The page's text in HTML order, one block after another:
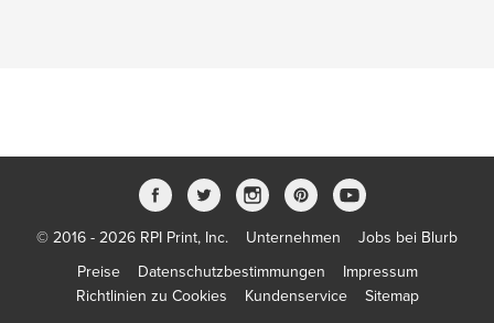
© 2016 - 2026 RPI Print, Inc. Unternehmen
Jobs bei Blurb
Preise
Datenschutzbestimmungen
Impressum
Richtlinien zu Cookies
Kundenservice Sitemap